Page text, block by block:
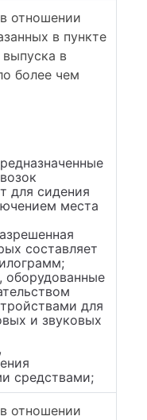
отношении
в пункте
в
более чем
для сидения
места
составляет
оборудованные
для
и звуковых
средствами;
отношении